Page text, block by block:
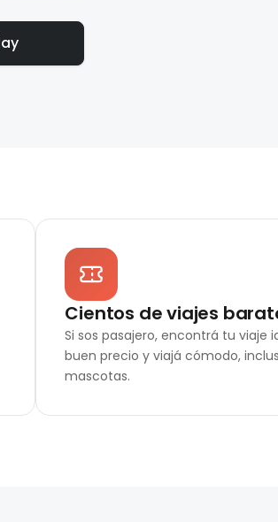
Cientos de viajes
Si sos pasajero, encontrá tu viaje
buen precio y viajá cómodo,
mascotas.